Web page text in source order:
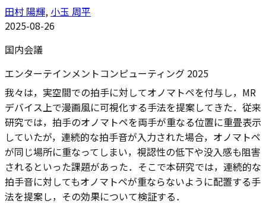
田村 陽輝, 小玉 周平
2025-08-26
国内会議
エンターテインメントコンピューティング 2025
我々は，実空間での拍手に対してオノマトペを付与し，MR
デバイス上で漫画風に可視化する手法を提案してきた．従来
研究では，拍手のオノマトペを両手が重なる位置に重畳表示
していたが，連続的な拍手音が入力された場合，オノマトペ
が同じ場所に重なってしまい，視認性の低下や没入感も阻害
されるといった課題があった．そこで本研究では，連続的な
拍手音に対してもオノマトペが重ならないように配置する手
法を提案し，その効果について検証する．